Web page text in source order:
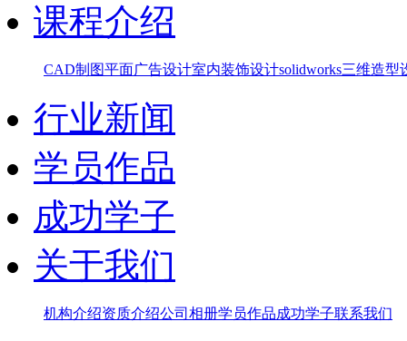
课程介绍
CAD制图平面广告设计室内装饰设计solidworks三维造型
行业新闻
学员作品
成功学子
关于我们
机构介绍资质介绍公司相册学员作品成功学子联系我们